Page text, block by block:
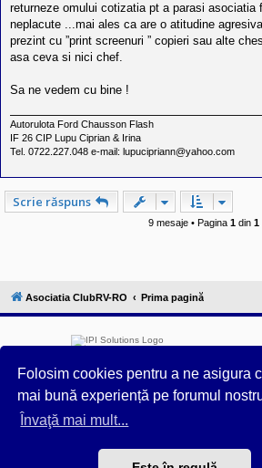
Folosim cookies pentru a ne asigura
mai bună experiență pe forumul
Învaţă mai mult...
returneze omului cotizatia pt a parasi asociatia
neplacute ...mai ales ca are o atitudine
prezint cu ”print screenuri ” copieri sau alte
asa ceva si nici chef.
Sa ne vedem cu bine !
Autorulota Ford Chausson Flash
IF 26 CIP Lupu Ciprian & Irina
Tel. 0722.227.048 e-mail: lupucipriann@yahoo.com
Scrie răspuns
9 mesaje • Pagina 1 din 1
Asociatia ClubRV-RO Prima pagină
Furnizat de phpBB® Forum Software © phpBB Limited